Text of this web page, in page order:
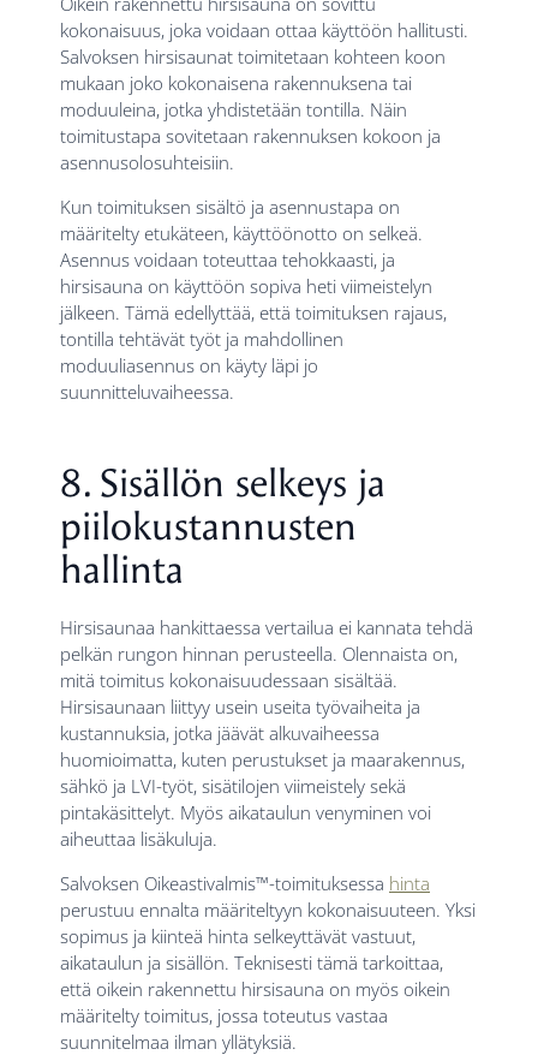
kokonaisuus, joka voidaan ottaa käyttöön hallitusti.
Salvoksen hirsisaunat toimitetaan kohteen koon
mukaan joko kokonaisena rakennuksena tai
moduuleina, jotka yhdistetään tontilla. Näin
toimitustapa sovitetaan rakennuksen kokoon ja
asennusolosuhteisiin.
Kun toimituksen sisältö ja asennustapa on
määritelty etukäteen, käyttöönotto on selkeä.
Asennus voidaan toteuttaa tehokkaasti, ja
hirsisauna on käyttöön sopiva heti viimeistelyn
jälkeen. Tämä edellyttää, että toimituksen rajaus,
tontilla tehtävät työt ja mahdollinen
moduuliasennus on käyty läpi jo
suunnitteluvaiheessa.
8. Sisällön selkeys ja
piilokustannusten
hallinta
Hirsisaunaa hankittaessa vertailua ei kannata tehdä
pelkän rungon hinnan perusteella. Olennaista on,
mitä toimitus kokonaisuudessaan sisältää.
Hirsisaunaan liittyy usein useita työvaiheita ja
kustannuksia, jotka jäävät alkuvaiheessa
huomioimatta, kuten perustukset ja maarakennus,
sähkö ja LVI-työt, sisätilojen viimeistely sekä
pintakäsittelyt. Myös aikataulun venyminen voi
aiheuttaa lisäkuluja.
Salvoksen Oikeastivalmis™-toimituksessa hinta
perustuu ennalta määriteltyyn kokonaisuuteen. Yksi
sopimus ja kiinteä hinta selkeyttävät vastuut,
aikataulun ja sisällön. Teknisesti tämä tarkoittaa,
että oikein rakennettu hirsisauna on myös oikein
määritelty toimitus, jossa toteutus vastaa
suunnitelmaa ilman yllätyksiä.